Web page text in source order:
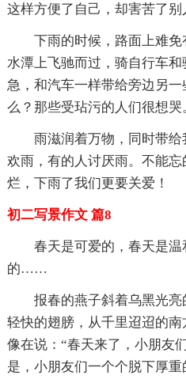
这样方便了自己，却害苦了别
下雨的时候，路面上难
水潭上飞驰而过，骑自行车
急，和汽车一样带给旁边另
么？那些受玷污的人们很想哭
雨滋润着万物，同时带
欢雨，有的人讨厌雨。不能
烂，下雨了我们更要关爱！
初二写景作文 篇8
春天是可爱的，春天是
的……
报春的燕子斜着乌黑光
轻快的翅膀，从千里迢迢的
像在说：“春天来了，小朋友
是，小朋友们一个个脱下厚重